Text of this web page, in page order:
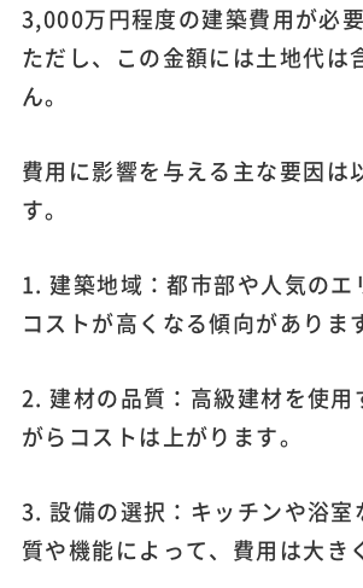
3,000万円程度の建築費用が必要
ただし、この金額には土地代は
ん。
費用に影響を与える主な要因は
す。
1. 建築地域：都市部や人気のエ
コストが高くなる傾向がありま
2. 建材の品質：高級建材を使用
がらコストは上がります。
3. 設備の選択：キッチンや浴室
質や機能によって、費用は大き